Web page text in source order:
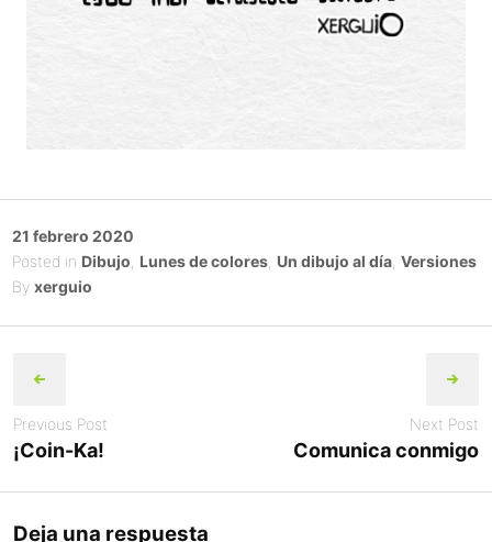
Posted
on
21 febrero 2020
Posted in Dibujo Lunes de colores, Un dibujo al día, Versiones
By xerguio
navigation
Previous Post
¡Coin-Ka!
Next Post
Comunica conmigo
Deja una respuesta